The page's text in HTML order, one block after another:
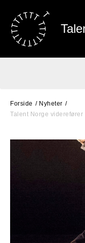
Forside
Nyheter
Talent Norge